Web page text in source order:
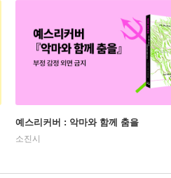
예스리커버 : 악마와 함께 춤을
소진시